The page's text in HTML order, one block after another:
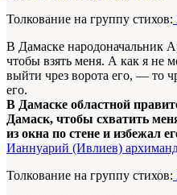
Толкование на группу стихов:
В Дамаске народоначальник
чтобы взять меня. А как я не
выйти чрез ворота его, — то
его.
В Дамаске областной
Дамаск, чтобы схватить
из окна по стене и избежал
Ианнуарий (Ивлиев)
Толкование на группу стихов: